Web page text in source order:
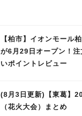
【柏市】イオンモール
が6月29日オープン！
いポイントレビュー
(8月3日更新)【東葛】
（花火大会）まとめ